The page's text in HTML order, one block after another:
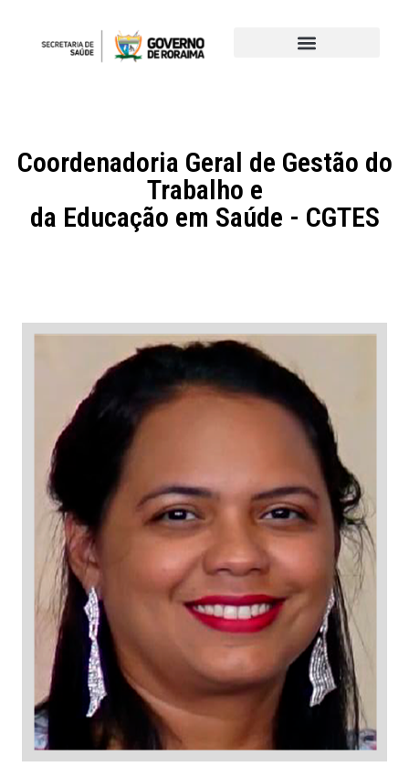
Coordenadoria Geral de Gestão do
Trabalho e
da Educação em Saúde - CGTES